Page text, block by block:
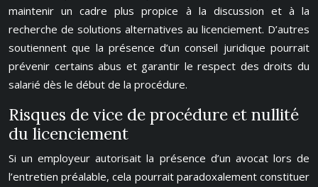
maintenir un cadre plus propice à la discussion et à la
recherche de solutions alternatives au licenciement. D’autres
soutiennent que la présence d’un conseil juridique pourrait
prévenir certains abus et garantir le respect des droits du
salarié dès le début de la procédure.
Risques de vice de procédure et nullité
du licenciement
Si un employeur autorisait la présence d’un avocat lors de
l’entretien préalable, cela pourrait paradoxalement constituer